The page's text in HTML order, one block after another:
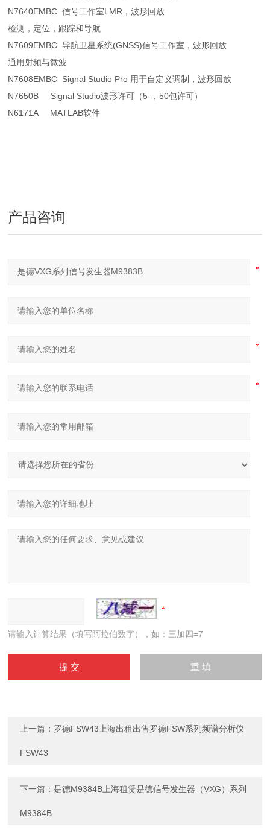
N7640EMBC 信号工作室LMR，波形回放
检测，定位，跟踪和导航
N7609EMBC 导航卫星系统(GNSS)信号工作室，波形回放
通用射频与微波
N7608EMBC Signal Studio Pro 用于自定义调制，波形回放
N7650B Signal Studio波形许可（5-，50包许可）
N6171A MATLAB软件
产品咨询
请输入计算结果（填写阿拉伯数字），如：三加四=7
上一篇： 罗德FSW43上海出租出售罗德FSW系列频谱分析仪
FSW43
下一篇：是德M9384B上海租赁是德信号发生器（VXG）系列
M9384B